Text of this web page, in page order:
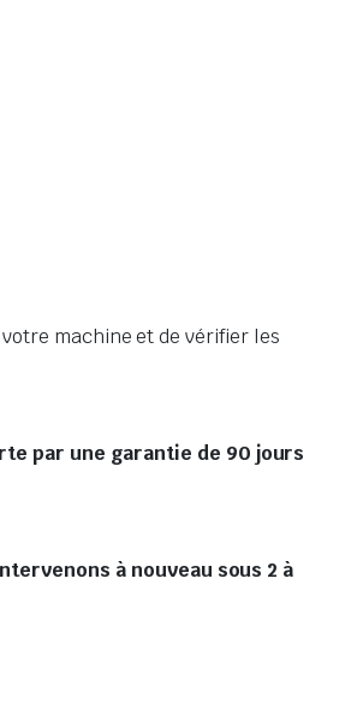
machine et de vérifier les
par une garantie de 90 jours
à nouveau sous 2 à